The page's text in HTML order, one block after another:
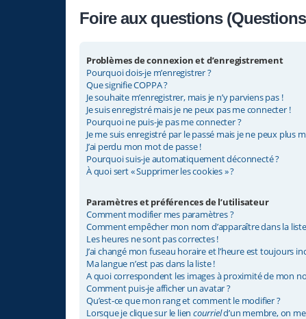
Foire aux questions
Problèmes de connexion et d’enregistrement
Pourquoi dois-je m’enregistrer ?
Que signifie COPPA ?
Je souhaite m’enregistrer, mais je n’y parviens pas !
Je suis enregistré mais je ne peux pas me connecter !
Pourquoi ne puis-je pas me connecter ?
Je me suis enregistré par le passé mais je ne peux plus
J’ai perdu mon mot de passe !
Pourquoi suis-je automatiquement déconnecté ?
À quoi sert « Supprimer les cookies » ?
Paramètres et préférences de l’utilisateur
Comment modifier mes paramètres ?
Comment empêcher mon nom d’apparaître dans la
Les heures ne sont pas correctes !
J’ai changé mon fuseau horaire et l’heure est toujours
Ma langue n’est pas dans la liste !
A quoi correspondent les images à proximité de mon
Comment puis-je afficher un avatar ?
Qu’est-ce que mon rang et comment le modifier ?
Lorsque je clique sur le lien courrield’un membre, on